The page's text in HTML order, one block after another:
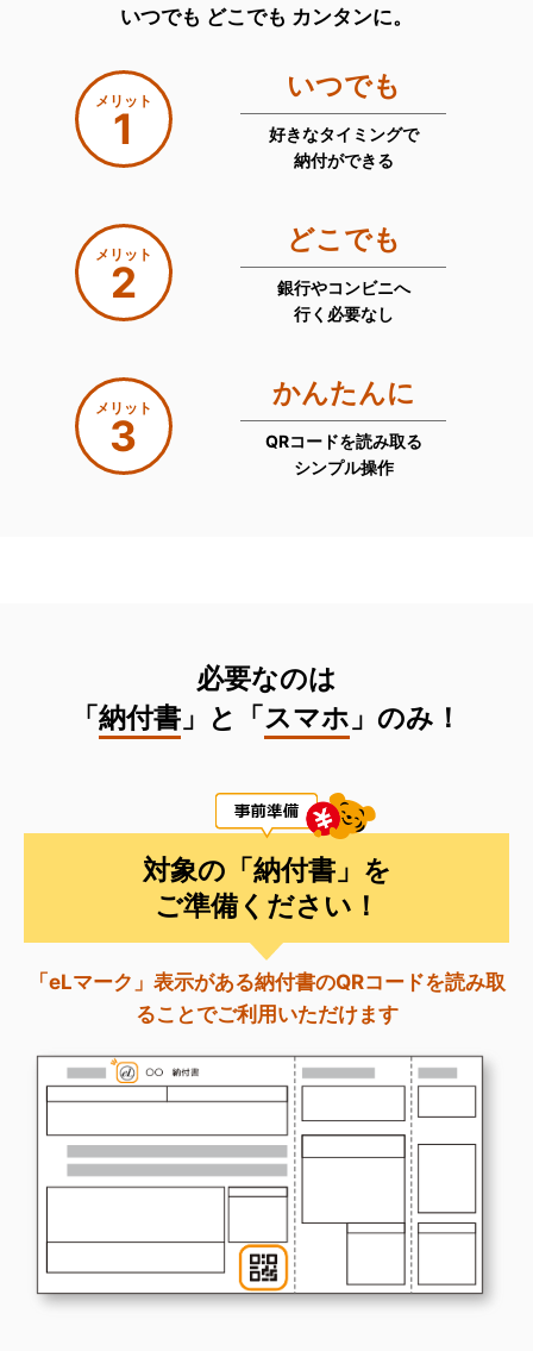
いつでも どこでも カンタンに。
メリット
1
いつでも
好きなタイミングで
納付ができる
メリット
2
どこでも
銀行やコンビニへ
行く必要なし
メリット
3
かんたんに
QRコードを読み取る
シンプル操作
必要なのは
「納付書 」と「スマホ 」のみ！
対象の「納付書」を
ご準備ください！
「eLマーク」表示がある納付書のQRコードを読み取
ることでご利用いただけます